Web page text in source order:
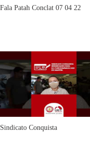
Fala Patah Conclat 07 04 22
Sindicato Conquista